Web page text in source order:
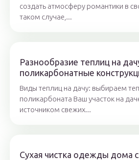
создать атмосферу романтики в
таком случае,...
Разнообразие теплиц на
поликарбонатные
Виды теплиц на дачу: выбираем
поликарбоната Ваш участок на
источником свежих...
Сухая чистка одежды дома